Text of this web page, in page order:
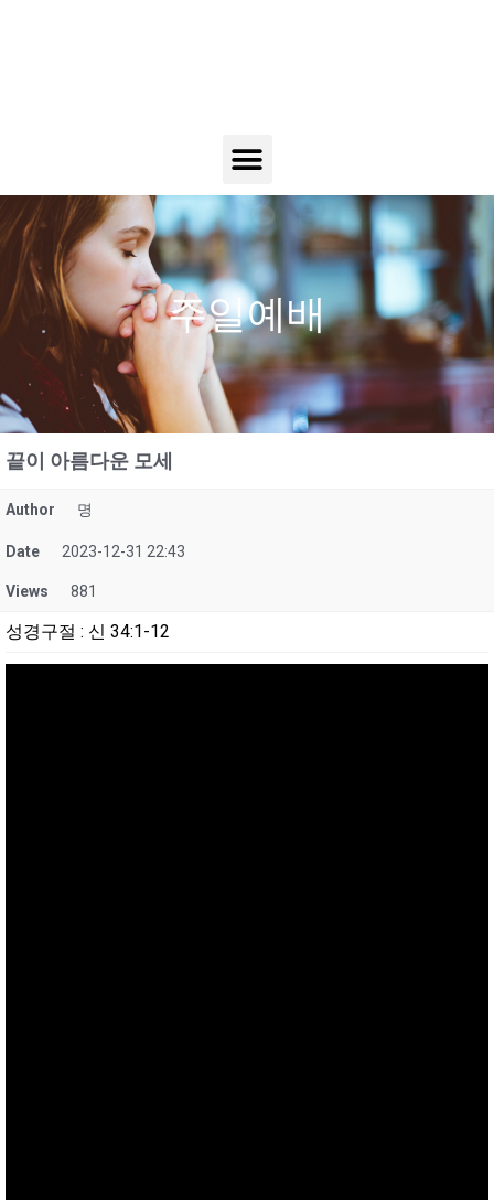
주일예배
끝이 아름다운 모세
Author 명
Date 2023-12-31 22:43
Views 881
성경구절 : 신 34:1-12